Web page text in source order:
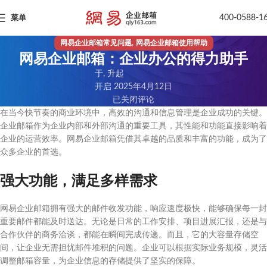
菜单 400-0588-
网易企业邮箱常见问题, 网易企业邮箱使用帮助
网易企业邮箱：企业办公的得力助手
于, 升起
开启 2025年4月12日
已关闭评论
在当今快节奏的商业环境中，高效的沟通和信息管理是企业成功的关键。
企业邮箱作为企业内部和外部沟通的重要工具，其性能和功能直接影响着
企业的运营效率。网易企业邮箱凭借其卓越的品质和丰富的功能，成为了
众多企业的首选。
强大功能，满足多样需求
网易企业邮箱拥有强大的邮件收发功能，响应速度极快，能够确保每一封
重要邮件都能及时送达。无论是日常的工作安排、项目进展汇报，还是与
合作伙伴的商务洽谈，都能在瞬间完成传递。而且，它的大容量存储空
间，让企业无需担忧邮件堆积的问题。企业可以根据实际业务规模，灵活
调整邮箱容量，为企业信息的存储提供了坚实的保障。